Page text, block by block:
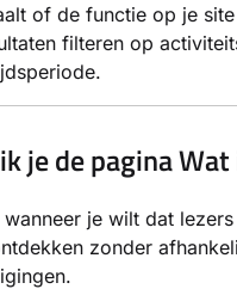
of de functie op je
filteren op
je de pagina
je wilt dat lezers
zonder